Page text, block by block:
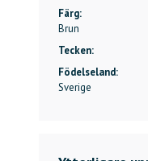
Färg:
Brun
Tecken:
Födelseland:
Sverige